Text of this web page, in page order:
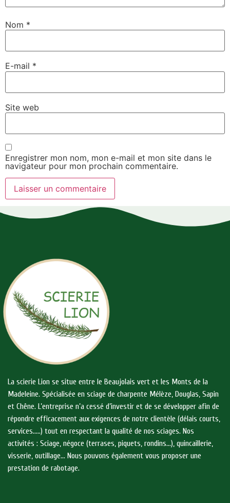
Nom *
E-mail *
Site web
Enregistrer mon nom, mon e-mail et mon site dans le
navigateur pour mon prochain commentaire.
La scierie Lion se situe entre le Beaujolais vert et les Monts de la
Madeleine. Spécialisée en sciage de charpente Mélèze, Douglas, Sapin
et Chêne. L’entreprise n’a cessé d’investir et de se développer afin de
répondre efficacement aux exigences de notre clientèle (délais courts,
services…..) tout en respectant la qualité de nos sciages. Nos
activités : Sciage, négoce (terrases, piquets, rondins…), quincaillerie,
visserie, outillage… Nous pouvons également vous proposer une
prestation de rabotage.